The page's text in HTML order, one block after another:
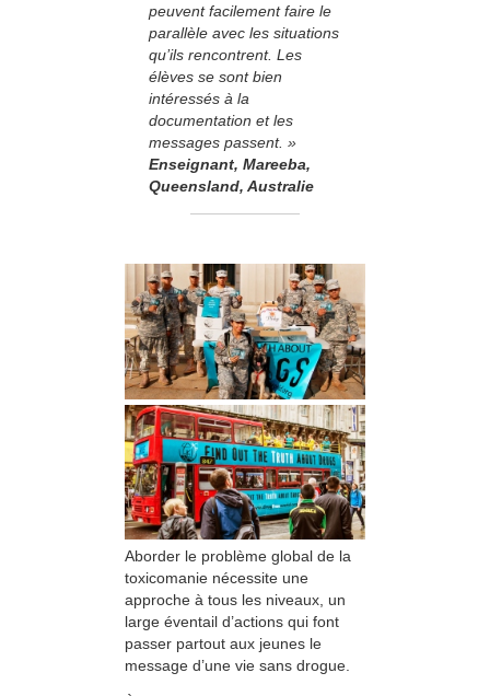
peuvent facilement faire le
parallèle avec les situations
qu’ils rencontrent. Les
élèves se sont bien
intéressés à la
documentation et les
messages passent. »
Enseignant, Mareeba,
Queensland, Australie
Aborder le problème global de la
toxicomanie nécessite une
approche à tous les niveaux, un
large éventail d’actions qui font
passer partout aux jeunes le
message d’une vie sans drogue.